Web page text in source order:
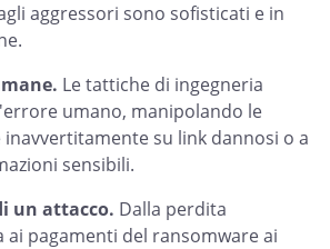
aggressori sono sofisticati e in
Le tattiche di ingegneria
umano, manipolando le
inavvertitamente su link dannosi o a
sensibili.
un attacco. Dalla perdita
ai pagamenti del ransomware ai